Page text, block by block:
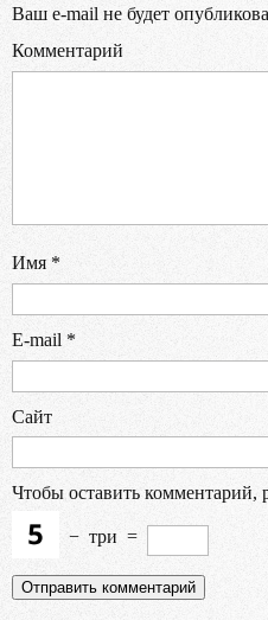
Ваш e-mail не будет
Комментарий
Имя *
E-mail *
Сайт
Чтобы оставить комментарий,
− три =